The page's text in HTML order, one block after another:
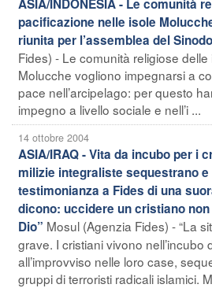
ASIA/INDONESIA - Le comunità
pacificazione nelle isole
riunita per l’assemblea del Sinodo
Fides) - Le comunità religiose
Molucche vogliono impegnarsi a
pace nell’arcipelago: per questo
impegno a livello sociale e nell’i ...
14 ottobre 2004
ASIA/IRAQ - Vita da incubo per i
milizie integraliste sequestrano e
testimonianza a Fides di una
dicono: uccidere un cristiano
Dio” Mosul (Agenzia Fides) - “La
grave. I cristiani vivono nell’incubo
all’improvviso nelle loro case,
gruppi di terroristi radicali islamici.